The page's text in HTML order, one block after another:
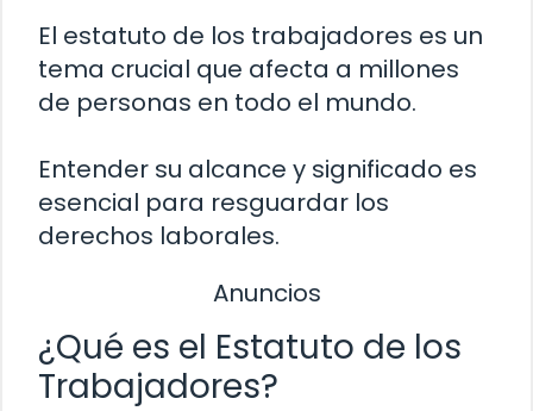
El estatuto de los trabajadores es un
tema crucial que afecta a millones
de personas en todo el mundo.
Entender su alcance y significado es
esencial para resguardar los
derechos laborales.
Anuncios
¿Qué es el Estatuto de los
Trabajadores?